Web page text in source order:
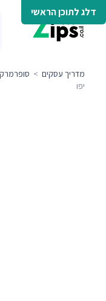
דלג לתוכן הראשי
מדריך עסקים >
יפו